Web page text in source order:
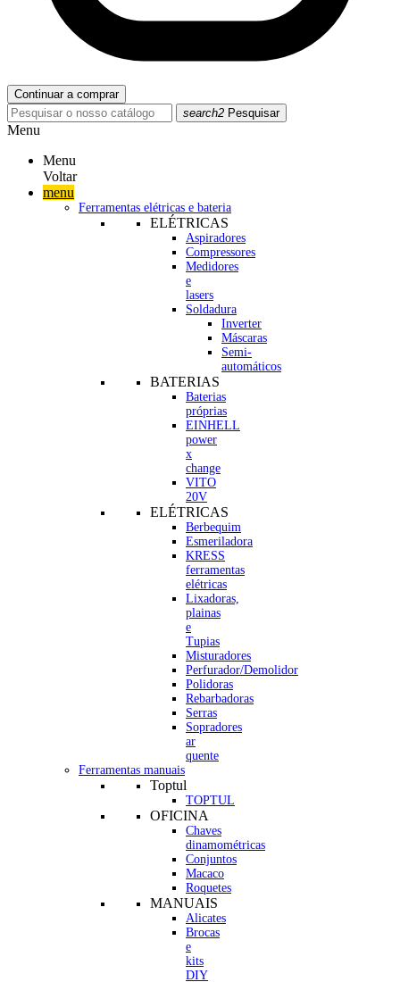
Continuar a comprar
search2 Pesquisar
Menu
Menu
Voltar
menu
Ferramentas elétricas e bateria
ELÉTRICAS
Aspiradores
Compressores
Medidores
e
lasers
Soldadura
Inverter
Máscaras
Semi-
automáticos
BATERIAS
Baterias
próprias
EINHELL
power
x
change
VITO
20V
ELÉTRICAS
Berbequim
Esmeriladora
KRESS
ferramentas
elétricas
Lixadoras,
plainas
e
Tupias
Misturadores
Perfurador/Demolidor
Polidoras
Rebarbadoras
Serras
Sopradores
ar
quente
Ferramentas manuais
Toptul
TOPTUL
OFICINA
Chaves
dinamométricas
Conjuntos
Macaco
Roquetes
MANUAIS
Alicates
Brocas
e
kits
DIY